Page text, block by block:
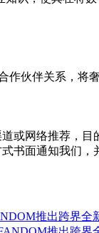
作伙伴关系，将
或网络推荐，
书面通知我们
推出跨界全